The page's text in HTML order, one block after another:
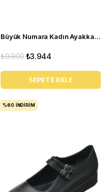
Büyük Numara Kadın Ayakkabı Babet MYG2002 siyah D
₺3.944
₺9.800
SEPETE EKLE
%60 İNDIRIM